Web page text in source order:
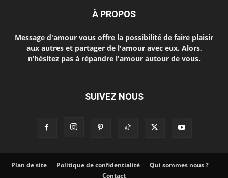
À PROPOS
Message d'amour vous offre la possibilité de faire plaisir
aux autres et partager de l'amour avec eux. Alors,
n’hésitez pas à répandre l'amour autour de vous.
SUIVEZ NOUS
Plan de site Politique de confidentialité
Qui sommes nous ?
Contact